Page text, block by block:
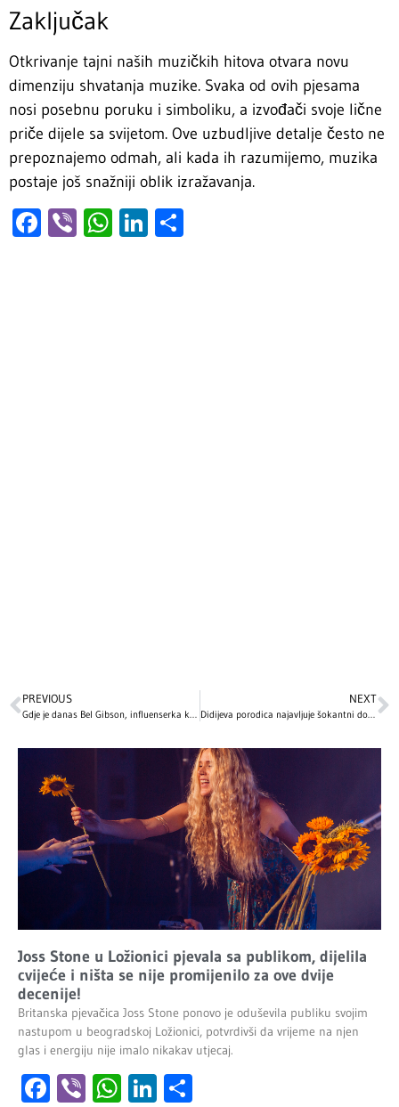
Zaključak
Otkrivanje tajni naših muzičkih hitova otvara novu
dimenziju shvatanja muzike. Svaka od ovih pjesama
nosi posebnu poruku i simboliku, a izvođači svoje lične
priče dijele sa svijetom. Ove uzbudljive detalje često ne
prepoznajemo odmah, ali kada ih razumijemo, muzika
postaje još snažniji oblik izražavanja.
Facebook
ViberWhatsApp
LinkedIn
PREVIOUS
Gdje je danas Bel Gibson, influenserka koja je prevarila svijet?
NEXT
Didijeva porodica najavljuje šokantni dokumentarac iz zatvora
Joss Stone u Ložionici pjevala sa publikom, dijelila
cvijeće i ništa se nije promijenilo za ove dvije
decenije!
Britanska pjevačica Joss Stone ponovo je oduševila publiku svojim
nastupom u beogradskoj Ložionici, potvrdivši da vrijeme na njen
glas i energiju nije imalo nikakav utjecaj.
Facebook
ViberWhatsApp
LinkedIn